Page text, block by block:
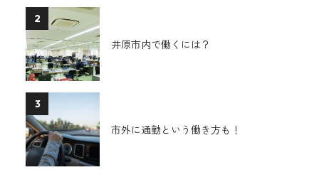
2
井原市内で働くには？
3
市外に通勤という働き方も！